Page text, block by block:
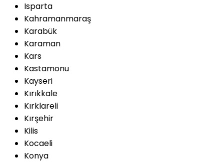
Isparta
Kahramanmaraş
Karabük
Karaman
Kars
Kastamonu
Kayseri
Kırıkkale
Kırklareli
Kırşehir
Kilis
Kocaeli
Konya